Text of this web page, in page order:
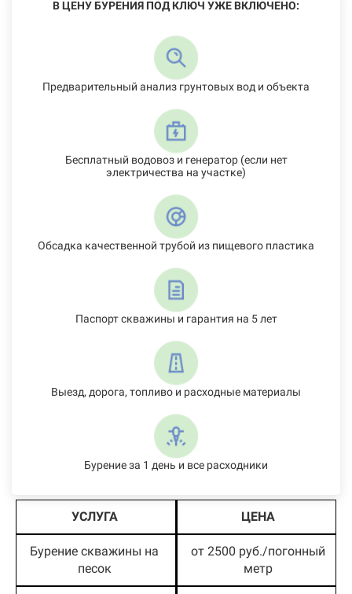
В ЦЕНУ БУРЕНИЯ ПОД КЛЮЧ УЖЕ ВКЛЮЧЕНО:
Предварительный анализ грунтовых вод и объекта
Бесплатный водовоз и генератор (если нет
электричества на участке)
Обсадка качественной трубой из пищевого пластика
Паспорт скважины и гарантия на 5 лет
Выезд, дорога, топливо и расходные материалы
Бурение за 1 день и все расходники
УСЛУГА ЦЕНА
Бурение скважины на
песок
от 2500 руб./погонный
метр